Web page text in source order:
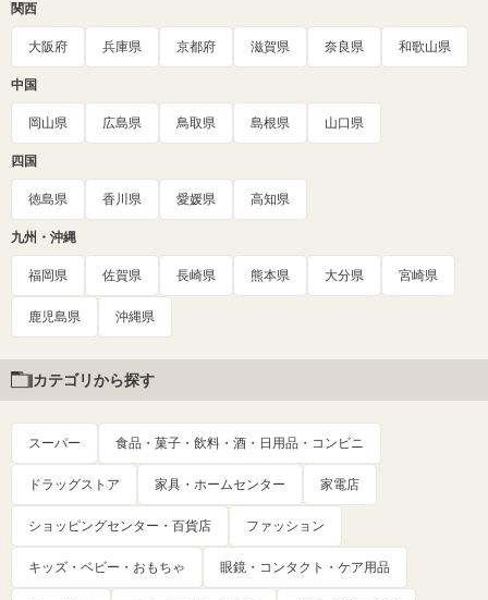
関西
大阪府 兵庫県 京都府 滋賀県 奈良県 和歌山県
中国
岡山県 広島県 鳥取県 島根県 山口県
四国
徳島県 香川県 愛媛県 高知県
九州・沖縄
福岡県 佐賀県 長崎県 熊本県 大分県 宮崎県
鹿児島県 沖縄県
カテゴリから探す
スーパー 食品・菓子・飲料・酒・日用品・コンビニ
ドラッグストア 家具・ホームセンター 家電店
ショッピングセンター・百貨店 ファッション
キッズ・ベビー・おもちゃ 眼鏡・コンタクト・ケア用品